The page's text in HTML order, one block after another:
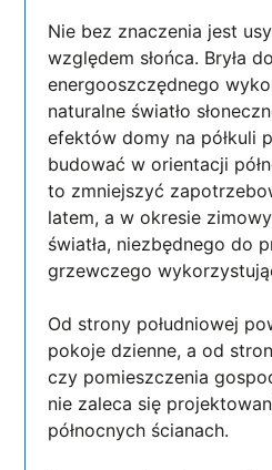
Nie bez znaczenia jest
względem słońca. Bryła
energooszczędnego
naturalne światło
efektów domy na półkuli
budować w orientacji
to zmniejszyć
latem, a w okresie
światła, niezbędnego do
grzewczego
Od strony południowej
pokoje dzienne, a od
czy pomieszczenia
nie zaleca się
północnych ścianach.